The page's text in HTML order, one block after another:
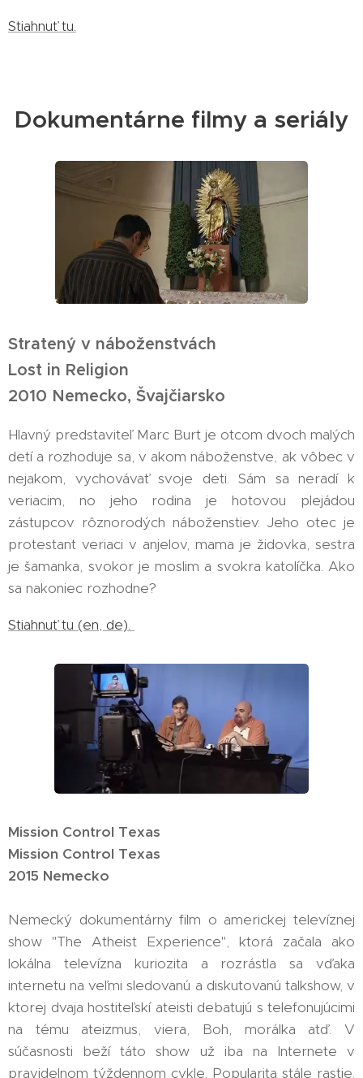
Stiahnuť tu.
Dokumentárne filmy a seriály
Stratený v náboženstvách
Lost in Religion
2010 Nemecko, Švajčiarsko
Hlavný predstaviteľ Marc Burt je otcom dvoch malých
detí a rozhoduje sa, v akom náboženstve, ak vôbec v
nejakom, vychovávať svoje deti. Sám sa neradí k
veriacim, no jeho rodina je hotovou plejádou
zástupcov rôznorodých náboženstiev. Jeho otec je
protestant veriaci v anjelov, mama je židovka, sestra
je šamanka, svokor je moslim a svokra katolíčka. Ako
sa nakoniec rozhodne?
Stiahnuť tu (en, de).
Mission Control Texas
Mission Control Texas
2015 Nemecko
Nemecký dokumentárny film o americkej televíznej
show "The Atheist Experience", ktorá začala ako
lokálna televízna kuriozita a rozrástla sa vďaka
internetu na veľmi sledovanú a diskutovanú talkshow, v
ktorej dvaja hostiteľskí ateisti debatujú s telefonujúcimi
na tému ateizmus, viera, Boh, morálka atď. V
súčasnosti beží táto show už iba na Internete v
pravidelnom týždennom cykle. Popularita stále rastie.